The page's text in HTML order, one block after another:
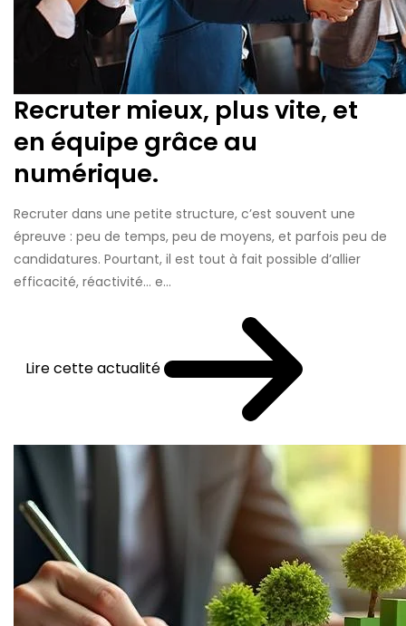
Recruter mieux, plus vite, et
en équipe grâce au
numérique.
Recruter dans une petite structure, c’est souvent une
épreuve : peu de temps, peu de moyens, et parfois peu de
candidatures. Pourtant, il est tout à fait possible d’allier
efficacité, réactivité… e...
Lire cette actualité